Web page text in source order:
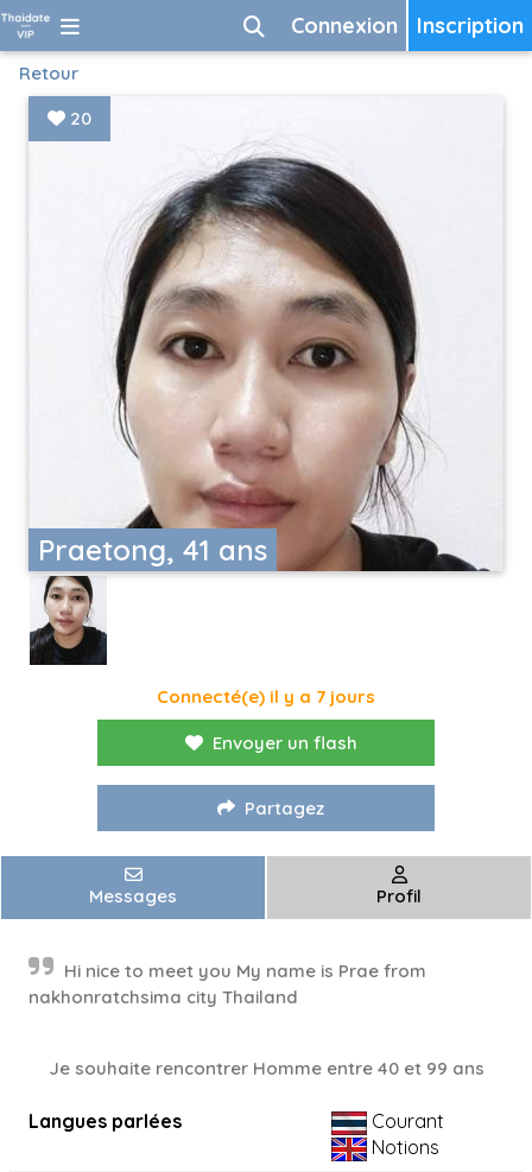
Inscription
Connexion
Retour
Praetong, 41 ans
20
Connecté(e) il y a 7 jours
Envoyer un flash
Partagez
Messages Profil
Hi nice to meet you My name is Prae from
nakhonratchsima city Thailand
Je souhaite rencontrer Homme entre 40 et 99 ans
Langues parlées
Courant
Notions